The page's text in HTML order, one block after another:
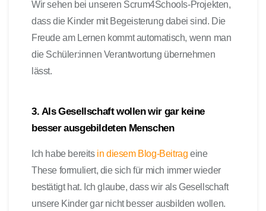
Wir sehen bei unseren Scrum4Schools-Projekten,
dass die Kinder mit Begeisterung dabei sind. Die
Freude am Lernen kommt automatisch, wenn man
die Schüler:innen Verantwortung übernehmen
lässt.
3. Als Gesellschaft wollen wir gar keine
besser ausgebildeten Menschen
Ich habe bereitsin diesem Blog-Beitrageine
These formuliert, die sich für mich immer wieder
bestätigt hat. Ich glaube, dass wir als Gesellschaft
unsere Kinder gar nicht besser ausbilden wollen.